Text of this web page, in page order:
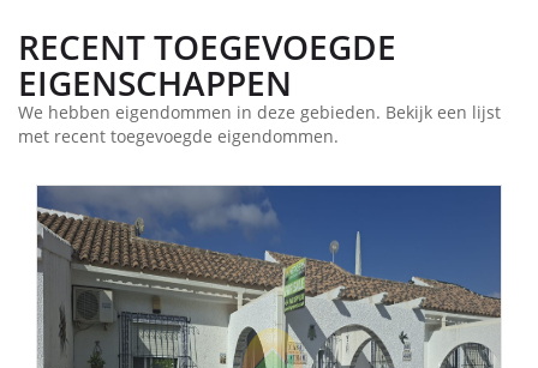
RECENT TOEGEVOEGDE
EIGENSCHAPPEN
We hebben eigendommen in deze gebieden. Bekijk een lijst
met recent toegevoegde eigendommen.